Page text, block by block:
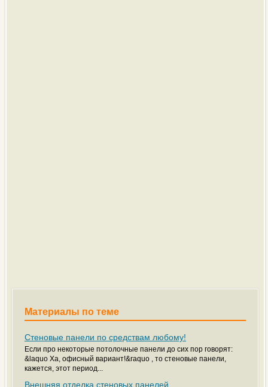
Материалы по теме
Стеновые панели по средствам любому!
Если про некоторые потолочные панели до сих пор говорят:
&laquo Ха, офисный вариант!&raquo , то стеновые панели,
кажется, этот период...
Внешняя отделка стеновых панелей